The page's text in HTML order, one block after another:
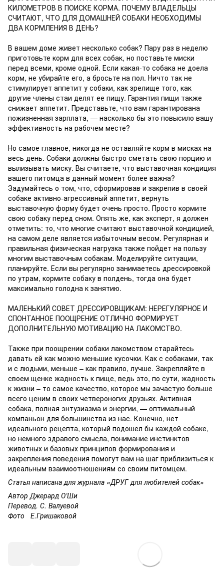
КИЛОМЕТРОВ В ПОИСКЕ КОРМА. ПОЧЕМУ ВЛАДЕЛЬЦЫ
СЧИТАЮТ, ЧТО ДЛЯ ДОМАШНЕЙ СОБАКИ НЕОБХОДИМЫ
ДВА КОРМЛЕНИЯ В ДЕНЬ?
В вашем доме живет несколько собак? Пару раз в неделю
приготовьте корм для всех собак, но поставьте миски
перед всеми, кроме одной. Если какая-то собака не доела
корм, не убирайте его, а бросьте на пол. Ничто так не
стимулирует аппетит у собаки, как зрелище того, как
другие члены стаи делят ее пищу. Гарантия пищи также
снижает аппетит. Представьте, что вам гарантирована
пожизненная зарплата, — насколько бы это повысило вашу
эффективность на рабочем месте?
Но самое главное, никогда не оставляйте корм в мисках на
весь день. Собаки должны быстро сметать свою порцию и
вылизывать миску. Вы считаете, что выставочная кондиция
вашего питомца в данный момент более важна?
Задумайтесь о том, что, сформировав и закрепив в своей
собаке активно-агрессивный аппетит, вернуть
выставочную форму будет очень просто. Просто кормите
свою собаку перед сном. Опять же, как эксперт, я должен
отметить: то, что многие считают выставочной кондицией,
на самом деле является избыточным весом. Регулярная и
правильная физическая нагрузка также пойдет на пользу
многим выставочным собакам. Моделируйте ситуации,
планируйте. Если вы регулярно занимаетесь дрессировкой
по утрам, кормите собаку в полдень, тогда она будет
максимально голодна к занятию.
МАЛЕНЬКИЙ СОВЕТ ДРЕССИРОВЩИКАМ: НЕРЕГУЛЯРНОЕ И
СПОНТАННОЕ ПООЩРЕНИЕ ОТЛИЧНО ФОРМИРУЕТ
ДОПОЛНИТЕЛЬНУЮ МОТИВАЦИЮ НА ЛАКОМСТВО.
Также при поощрении собаки лакомством старайтесь
давать ей как можно меньшие кусочки. Как с собаками, так
и с людьми, меньше – как правило, лучше. Закрепляйте в
своем щенке жадность к пище, ведь это, по сути, жадность
к жизни – то самое качество, которое мы зачастую больше
всего ценим в своих четвероногих друзьях. Активная
собака, полная энтузиазма и энергии, — оптимальный
компаньон для большинства из нас. Конечно, нет
идеального рецепта, который подошел бы каждой собаке,
но немного здравого смысла, понимание инстинктов
животных и базовых принципов формирования и
закрепления поведения помогут вам на шаг приблизиться к
идеальным взаимоотношениям со своим питомцем.
Статья написана для журнала «ДРУГ для любителей собак»
Автор Джерард О’Ши
Перевод. С. Валуевой
Фото Е.Гришаковой